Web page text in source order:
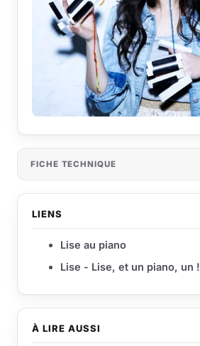
À LIRE AUSSI
FICHE TECHNIQUE
LIENS
Lise au piano
Lise - Lise, et un piano, un !